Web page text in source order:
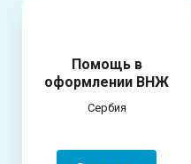
Помощь в
оформлении ВНЖ
Сербия